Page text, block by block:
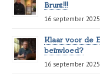
Brunt!!!
16 september 2025
Klaar voor de
beïnvloed?
16 september 2025